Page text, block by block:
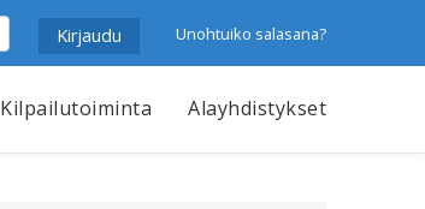
Unohtuiko salasana?
Kilpailutoiminta Alayhdistykset